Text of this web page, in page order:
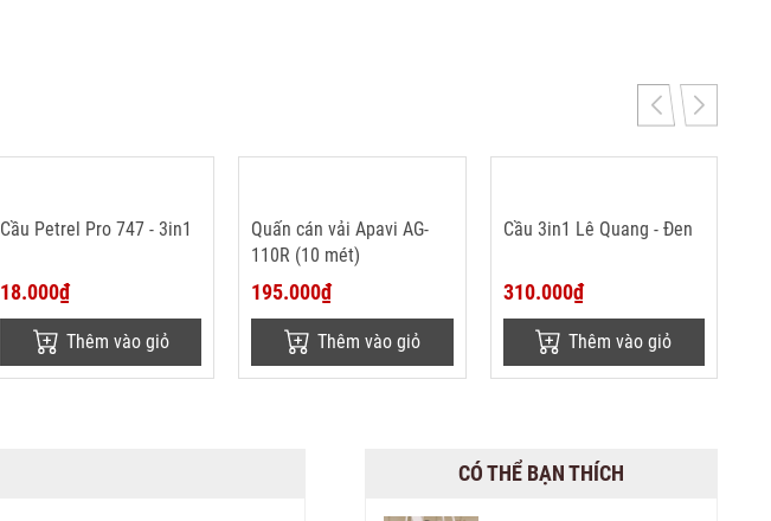
Cầu Petrel Pro 747 - 3in1
18.000₫
Thêm vào giỏ
Quấn cán vải Apavi AG-
110R (10 mét)
195.000₫
Thêm vào giỏ
Cầu 3in1 Lê Quang - Đen
310.000₫
Thêm vào giỏ
CÓ THỂ BẠN THÍCH